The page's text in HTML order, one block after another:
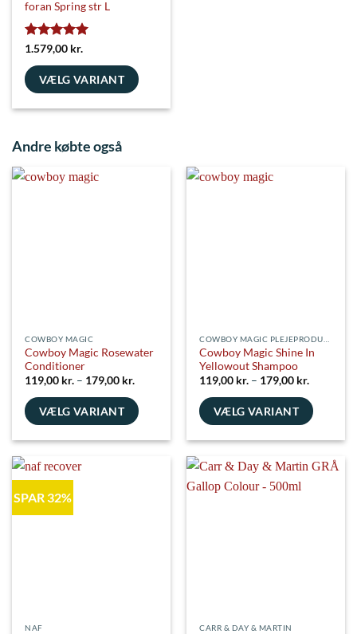
foran Spring str L
Vurderet5
1.579,00 kr.
VÆLG VARIANT
flere
varianter.
Mulighederne
Andre købte også
COWBOY MAGIC
Cowboy Magic Rosewater
Conditioner
119,00 kr. – 179,00 kr.
til
179,00 kr.
VÆLG VARIANT
har
flere
varianter.
Mulighederne
Cowboy Magic Shine In
Yellowout Shampoo
119,00 kr. – 179,00 kr.
til
179,00 kr.
VÆLG VARIANT
har
flere
SPAR 32%
NAF CARR & DAY & MARTIN